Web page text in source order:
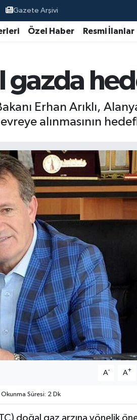
Gazete Arşivi
Özel Haber Resmi İlanlar
gazda
Erhan Arıklı,
alınmasının
A- A+
Süresi: 2 Dk